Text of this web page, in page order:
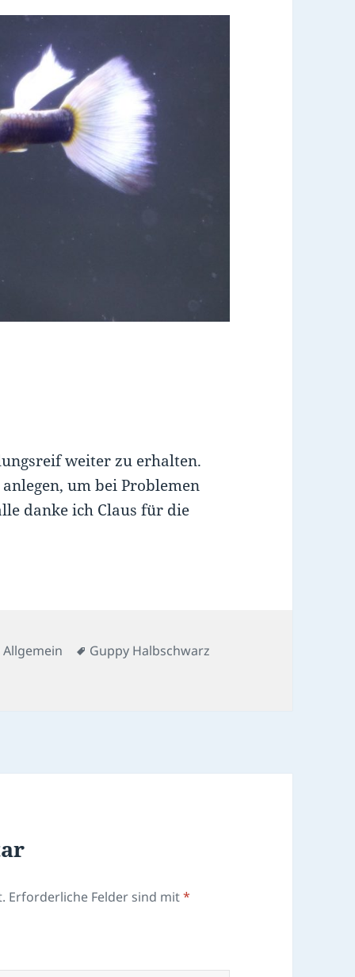
weiter zu erhalten.
um bei Problemen
danke ich Claus für die
Kategorien
Allgemein Schlagwörter
Guppy Halbschwarz
Erforderliche Felder sind mit*